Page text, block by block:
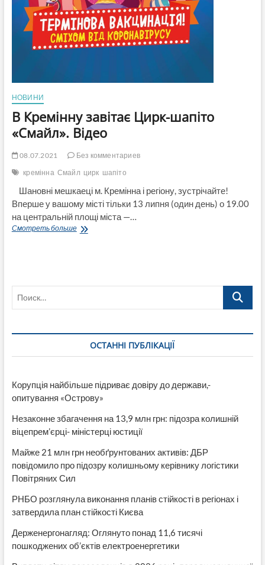
НОВИНИ
В Кремінну завітає Цирк-шапіто
«Смайл». Відео
08.07.2021
Без комментариев
кремінна Смайл цирк шапіто
Шановні мешкаеці м. Кремінна і регіону, зустрічайте!
Вперше у вашому місті тільки 13 липня (один день) о 19.00
на центральній площі міста —…
Смотреть большеВ
Поиск…
ОСТАННІ ПУБЛІКАЦІЇ
Корупція найбільше підриває довіру до держави,-
опитування «Острову»
Незаконне збагачення на 13,9 млн грн: підозра колишній
віцепрем’єрці- міністерці юстиції
Майже 21 млн грн необґрунтованих активів: ДБР
повідомило про підозру колишньому керівнику логістики
Повітряних Сил
РНБО розглянула виконання планів стійкості в регіонах і
затвердила план стійкості Києва
Держенергонагляд: Оглянуто понад 11,6 тисячі
пошкоджених об’єктів електроенергетики